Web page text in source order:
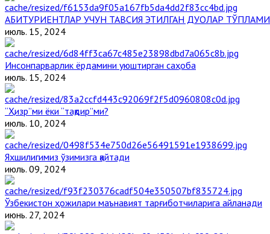
АБИТУРИЕНТЛАР УЧУН ТАВСИЯ ЭТИЛГАН ДУОЛАР ТЎПЛАМИ
июль. 15, 2024
Инсонпарварлик ёрдамини уюштирган саҳоба
июль. 15, 2024
“Ҳизр”ми ёки “тақдир”ми?
июль. 10, 2024
Яхшилигимиз ўзимизга қайтади
июль. 09, 2024
Ўзбекистон ҳожилари маънавият тарғиботчиларига айланади
июнь. 27, 2024